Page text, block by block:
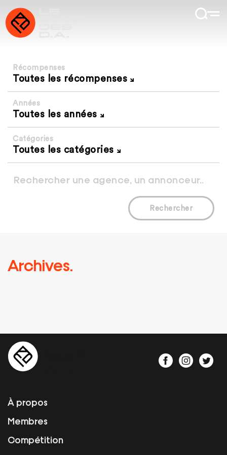
Récompenses
Toutes les récompenses
Années
Toutes les années
Catégories
Toutes les catégories
Rechercher
Archives.
À propos
Membres
Compétition